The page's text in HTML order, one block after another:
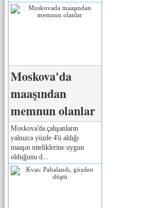
Moskova'da
maaşından
memnun olanlar
Moskova'da çalışanların
yalnızca yüzde 4'ü aldığı
maaşın niteliklerine uygun
olduğunu d...